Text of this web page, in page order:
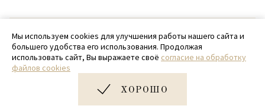
© 2020 - 2026 SamPack
+ 7 (918) 699-97-87
zakaz@sampack.store
Дизайн и разработка сайта
Мы используем cookies для улучшения работы нашего сайта и
большего удобства его использования. Продолжая
использовать сайт, Вы выражаете своё согласие на обработку
файлов cookies
ХОРОШО